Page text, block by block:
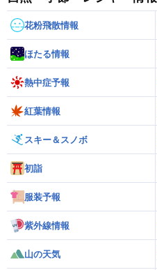
花粉飛散情報
ほたる情報
熱中症予報
紅葉情報
スキー＆スノボ
初詣
服装予報
紫外線情報
山の天気